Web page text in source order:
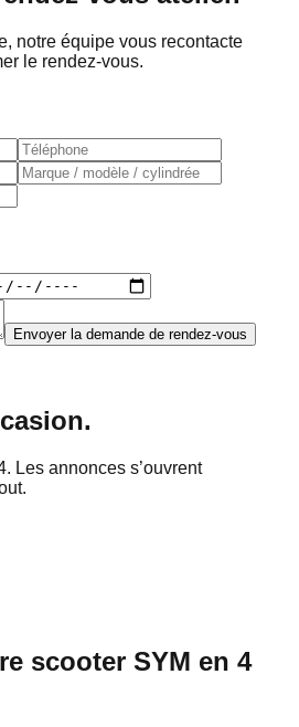
notre équipe vous recontacte
le rendez-vous.
Envoyer la demande de rendez-vous
Les annonces s’ouvrent
scooter SYM en 4